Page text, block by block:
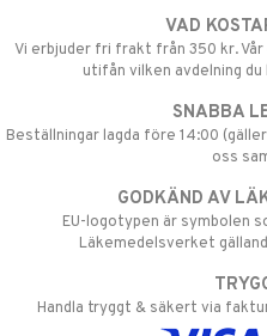
VAD
Vi erbjuder fri frakt från 350 kr.
utifån vilken avdelning du
SNABBA
Beställningar lagda före 14:00
oss
GODKÄND AV
EU-logotypen är symbolen
Läkemedelsverket
Handla tryggt & säkert via